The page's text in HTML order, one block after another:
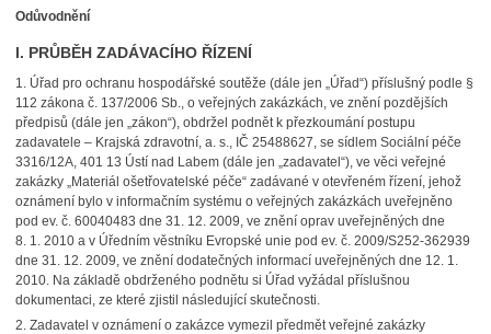
Odůvodnění
I. PRŮBĚH ZADÁVACÍHO ŘÍZENÍ
1. Úřad pro ochranu hospodářské soutěže (dále jen „Úřad“) příslušný podle §
112 zákona č. 137/2006 Sb., o veřejných zakázkách, ve znění pozdějších
předpisů (dále jen „zákon“), obdržel podnět k přezkoumání postupu
zadavatele – Krajská zdravotní, a. s., IČ 25488627, se sídlem Sociální péče
3316/12A, 401 13 Ústí nad Labem (dále jen „zadavatel“), ve věci veřejné
zakázky „Materiál ošetřovatelské péče“ zadávané v otevřeném řízení, jehož
oznámení bylo v informačním systému o veřejných zakázkách uveřejněno
pod ev. č. 60040483 dne 31. 12. 2009, ve znění oprav uveřejněných dne
8. 1. 2010 a v Úředním věstníku Evropské unie pod ev. č. 2009/S252-362939
dne 31. 12. 2009, ve znění dodatečných informací uveřejněných dne 12. 1.
2010. Na základě obdrženého podnětu si Úřad vyžádal příslušnou
dokumentaci, ze které zjistil následující skutečnosti.
2. Zadavatel v oznámení o zakázce vymezil předmět veřejné zakázky